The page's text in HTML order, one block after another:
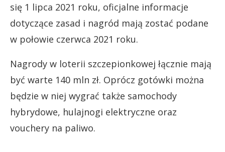
się 1 lipca 2021 roku, oficjalne informacje
dotyczące zasad i nagród mają zostać podane
w połowie czerwca 2021 roku.
Nagrody w loterii szczepionkowej łącznie mają
być warte 140 mln zł. Oprócz gotówki można
będzie w niej wygrać także samochody
hybrydowe, hulajnogi elektryczne oraz
vouchery na paliwo.